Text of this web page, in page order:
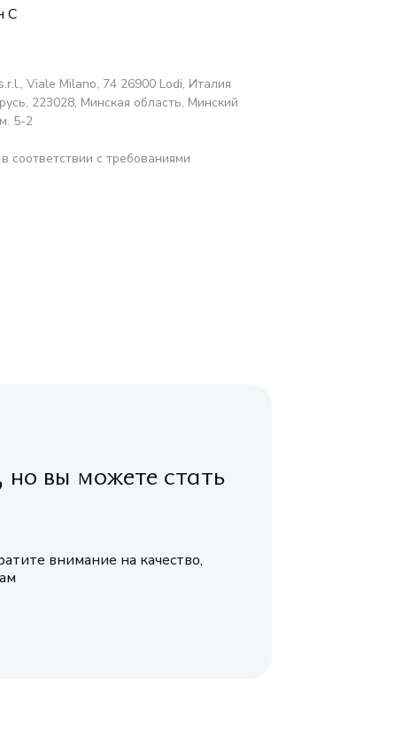
C
Viale Milano, 74 26900 Lodi, Италия
223028, Минская область, Минский
5-2
соответствии с требованиями
но вы можете стать
внимание на качество,